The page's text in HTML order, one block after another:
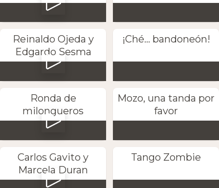
Reinaldo Ojeda y
Edgardo Sesma
¡Ché... bandoneón!
Ronda de
milongueros
Mozo, una tanda por
favor
Carlos Gavito y
Marcela Duran
Tango Zombie